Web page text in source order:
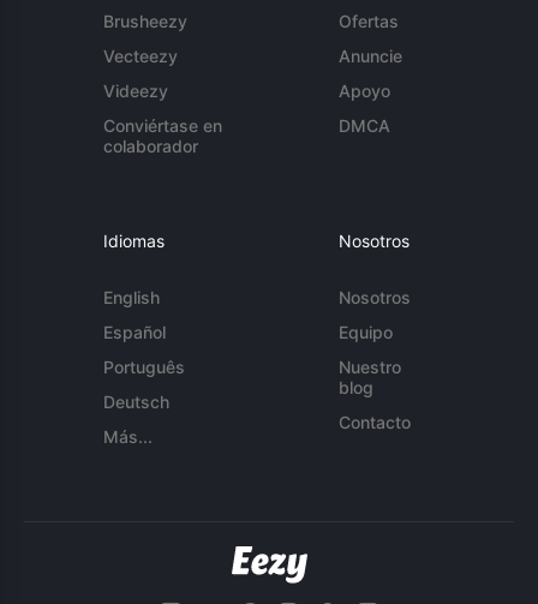
Brusheezy
Vecteezy
Videezy
Conviértase en
colaborador
Ofertas
Anuncie
Apoyo
DMCA
Idiomas
English
Español
Português
Deutsch
Más...
Nosotros
Nosotros
Equipo
Nuestro
blog
Contacto